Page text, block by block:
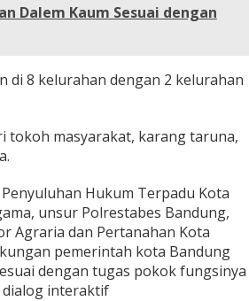
Dalem Kaum Sesuai dengan
di 8 kelurahan dengan 2 kelurahan
tokoh masyarakat, karang taruna,
Hukum Terpadu Kota
unsur Polrestabes Bandung,
Agraria dan Pertanahan Kota
pemerintah kota Bandung
dengan tugas pokok fungsinya
dialog interaktif